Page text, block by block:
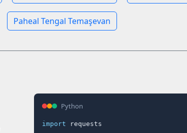
Paheal Tengal Temaşevan
Python
import requests